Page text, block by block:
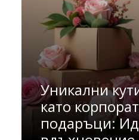
Уникални
като
подаръци: